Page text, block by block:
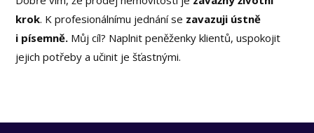
krok. K profesionálnímu jednání se zavazuji ústně
i písemně. Můj cíl? Naplnit peněženky klientů, uspokojit
jejich potřeby a učinit je šťastnými.